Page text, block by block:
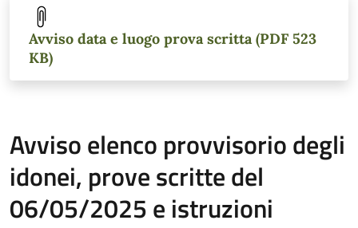
Avviso data e luogo prova scritta (PDF 523
KB)
Avviso elenco provvisorio degli
idonei, prove scritte del
06/05/2025 e istruzioni